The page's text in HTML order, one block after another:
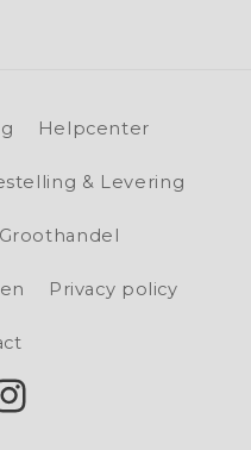
Helpcenter
& Levering
Groothandel
Privacy policy